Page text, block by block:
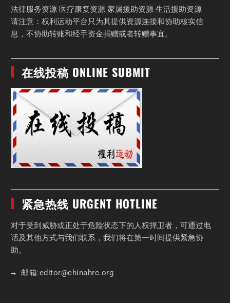
法律服务资源 医疗康复资源 家属援助资源 生活援助资源
请注意：权利运动平台只为其提供资源连接和协助核实信
息，不协助转账和经手资金捐赠或者转赠事宜。
在线投稿 ONLINE SUBMIT
紧急热线 URGENT HOTLINE
对于受到威胁或正处于危险状态下的人权捍卫者，可通过电
话及其他方式与我们联系，我们将在第一时间提供紧急协
助。
邮箱:editor@chinahrc.org